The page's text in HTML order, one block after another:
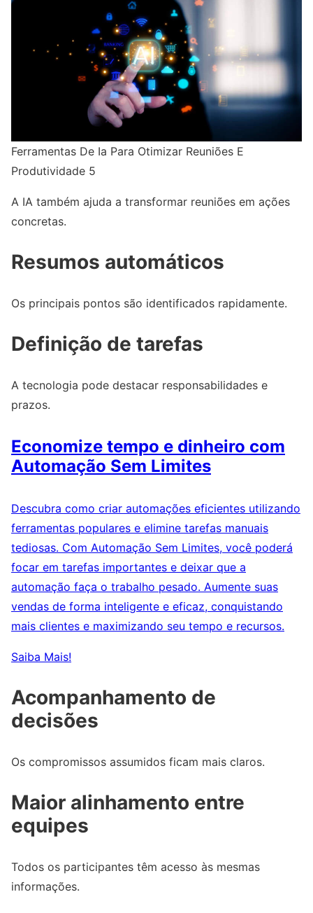
Ferramentas De Ia Para Otimizar Reuniões E
Produtividade 5
A IA também ajuda a transformar reuniões em ações
concretas.
Resumos automáticos
Os principais pontos são identificados rapidamente.
Definição de tarefas
A tecnologia pode destacar responsabilidades e
prazos.
Economize tempo e dinheiro com
Automação Sem Limites
Descubra como criar automações eficientes utilizando
ferramentas populares e elimine tarefas manuais
tediosas. Com Automação Sem Limites, você poderá
focar em tarefas importantes e deixar que a
automação faça o trabalho pesado. Aumente suas
vendas de forma inteligente e eficaz, conquistando
mais clientes e maximizando seu tempo e recursos.
Saiba Mais!
Acompanhamento de
decisões
Os compromissos assumidos ficam mais claros.
Maior alinhamento entre
equipes
Todos os participantes têm acesso às mesmas
informações.